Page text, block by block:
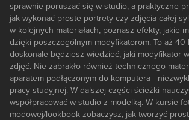
sprawnie poruszać się w studio, a praktyczne
jak wykonać proste portrety czy zdjęcia całej
w kolejnych materiałach, poznasz efekty, jakie
dzięki poszczególnym modyfikatorom. To aż 40
doskonale będziesz wiedzieć, jaki modyfikator
zdjęć. Nie zabrakło również technicznego
aparatem podłączonym do komputera -
pracy studyjnej. W dalszej części ścieżki
współpracować w studio z modelką. W kursie
modowej/lookbook zobaczysz, jak tworzyć